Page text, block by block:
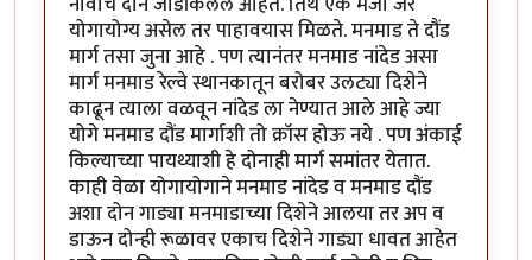
योगायोग्य असेल तर पाहावयास मिळते. मनमाड ते दौंड
मार्ग तसा जुना आहे . पण त्यानंतर मनमाड नांदेड असा
मार्ग मनमाड रेल्वे स्थानकातून बरोबर उलट्या दिशेने
काढून त्याला वळवून नांदेड ला नेण्यात आले आहे ज्या
योगे मनमाड दौंड मार्गाशी तो क्रॉस होऊ नये . पण अंकाई
किल्याच्या पायथ्याशी हे दोनाही मार्ग समांतर येतात.
काही वेळा योगायोगाने मनमाड नांदेड व मनमाड दौंड
अशा दोन गाड्या मनमाडाच्या दिशेने आलया तर अप व
डाऊन दोन्ही रूळावर एकाच दिशेने गाड्या धावत आहेत